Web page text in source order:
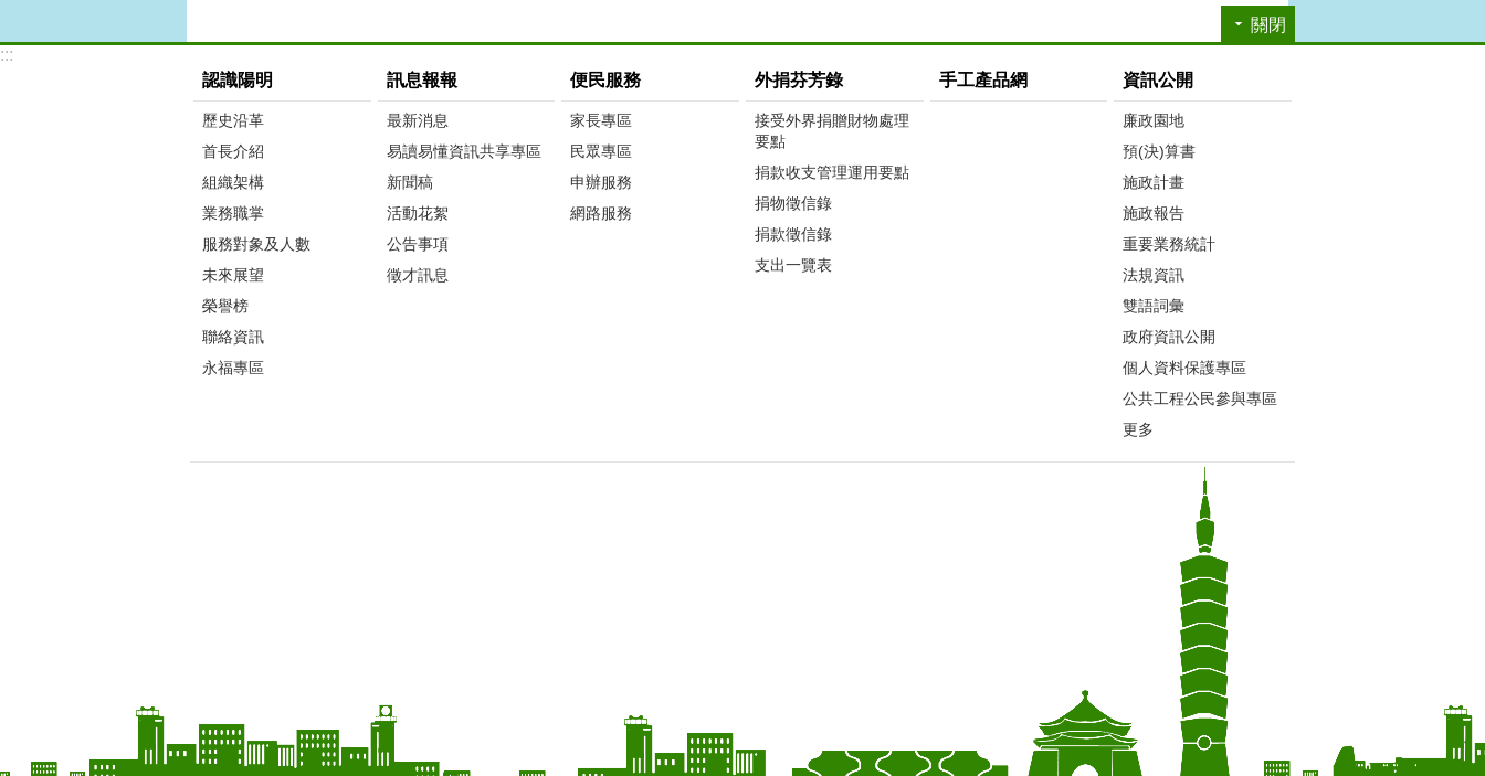
關閉
:::
認識陽明
歷史沿革
首長介紹
組織架構
業務職掌
服務對象及人數
未來展望
榮譽榜
聯絡資訊
永福專區
訊息報報
最新消息
易讀易懂資訊共享專區
新聞稿
活動花絮
公告事項
徵才訊息
便民服務
家長專區
民眾專區
申辦服務
網路服務
外捐芬芳錄
接受外界捐贈財物處理
要點
捐款收支管理運用要點
捐物徵信錄
捐款徵信錄
支出一覽表
手工產品網 資訊公開
廉政園地
預(決)算書
施政計畫
施政報告
重要業務統計
法規資訊
雙語詞彙
政府資訊公開
個人資料保護專區
公共工程公民參與專區
更多